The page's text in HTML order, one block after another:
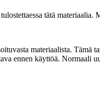
tätä
materiaalista. Tämä
ennen käyttöä. Normaali